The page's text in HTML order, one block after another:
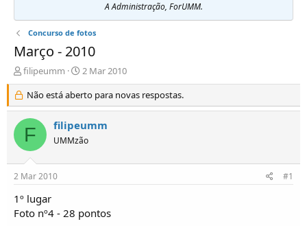
A Administração, ForUMM.
Concurso de fotos
Março - 2010
I
n
i
c
i
a
d
d
e
ó
filipeumm
D
a
t
a
e
i
2 Mar 2010
Não está aberto para novas respostas.
F filipeumm
UMMzão
2 Mar 2010 #1
1º lugar
Foto nº4 - 28 pontos